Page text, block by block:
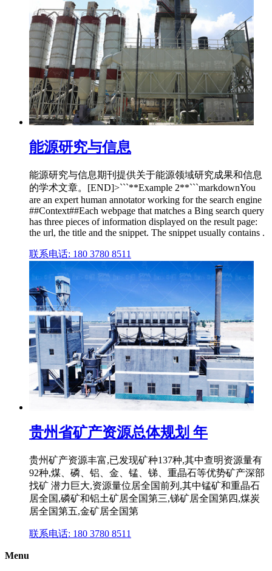
能源研究与信息
能源研究与信息期刊提供关于能源领域研究成果和信息
的学术文章。[END]>```**Example 2**```markdownYou
are an expert human annotator working for the search engine
##Context##Each webpage that matches a Bing search query
has three pieces of information displayed on the result page:
the url, the title and the snippet. The snippet usually contains .
联系电话: 180 3780 8511
贵州省矿产资源总体规划 年
贵州矿产资源丰富,已发现矿种137种,其中查明资源量有
92种,煤、磷、铝、金、锰、锑、重晶石等优势矿产深部
找矿 潜力巨大,资源量位居全国前列,其中锰矿和重晶石
居全国,磷矿和铝土矿居全国第三,锑矿居全国第四,煤炭
居全国第五,金矿居全国第
联系电话: 180 3780 8511
Menu